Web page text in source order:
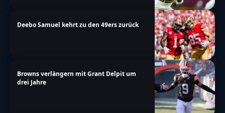
Deebo Samuel kehrt zu den 49ers zurück
Browns verlängern mit Grant Delpit um
drei Jahre